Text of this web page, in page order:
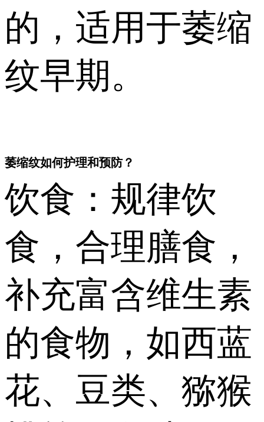
的，适用于萎缩
纹早期。
萎缩纹如何护理和预防？
饮食：规律饮
食，合理膳食，
补充富含维生素
的食物，如西蓝
花、豆类、猕猴